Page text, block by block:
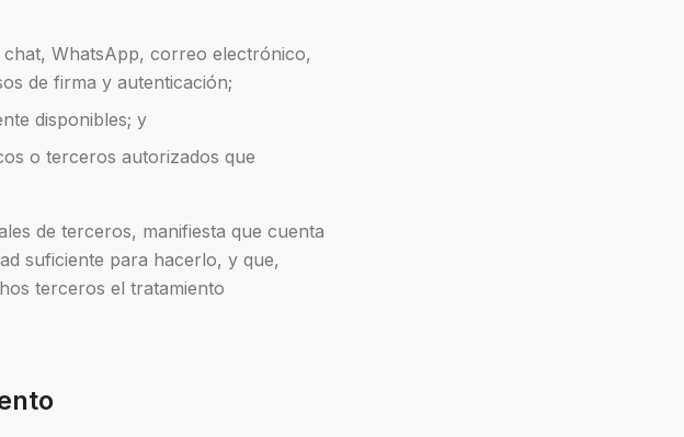
WhatsApp, correo electrónico,
de firma y autenticación;
disponibles; y
o terceros autorizados que
de terceros, manifiesta que cuenta
suficiente para hacerlo, y que,
terceros el tratamiento